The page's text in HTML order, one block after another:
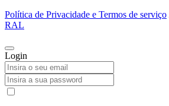
Política de Privacidade e Termos de serviço
RAL
Login